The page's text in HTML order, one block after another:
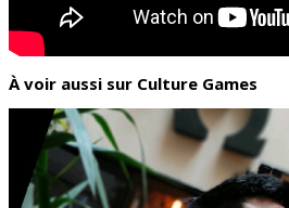
À voir aussi sur Culture Games